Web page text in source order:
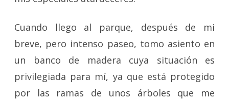
Cuando llego al parque, después de mi
breve, pero intenso paseo, tomo asiento en
un banco de madera cuya situación es
privilegiada para mí, ya que está protegido
por las ramas de unos árboles que me